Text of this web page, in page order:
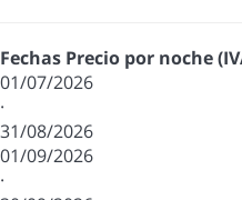
Fechas Precio por noche
01/07/2026
·
31/08/2026
01/09/2026
·